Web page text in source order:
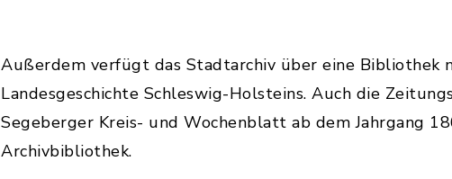
Außerdem verfügt das Stadtarchiv über eine Bibliothek
Landesgeschichte Schleswig-Holsteins. Auch die
Segeberger Kreis- und Wochenblatt ab dem Jahrgang
Archivbibliothek.